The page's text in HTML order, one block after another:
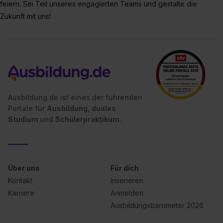
zur Übermittlung deiner Daten in die USA (Art. 49 Abs. 1
S. 1 lit. a) DS-GVO). Die USA verfügen über kein
Wirkung für die Zukunft ganz oder teilweise über unsere
Datenschutzerklärung unter dem Punkt „Datenschutz-
Einstellungen“ widerrufen. Weitere Informationen zu den
einzelnen Cookies findest du durch Klick auf „Details
zeigen“. Weitere Informationen:Datenschutzerklärung
Impressum.
feiern. Sei Teil unseres engagierten Teams und gestalte die
Zukunft mit uns!
Ausbildung.de ist eines der führenden
Portale für Ausbildung, duales
Studium und Schülerpraktikum.
Über uns
Kontakt
Karriere
Für dich
Inserieren
Anmelden
Ausbildungsbarometer 2026